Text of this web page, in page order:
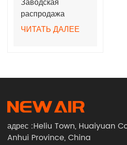
распродажа
лазерных
защитных очков
ЧИТАТЬ ДАЛЕЕ
адрес :Heliu Town, Huaiyuan
Anhui Province, China